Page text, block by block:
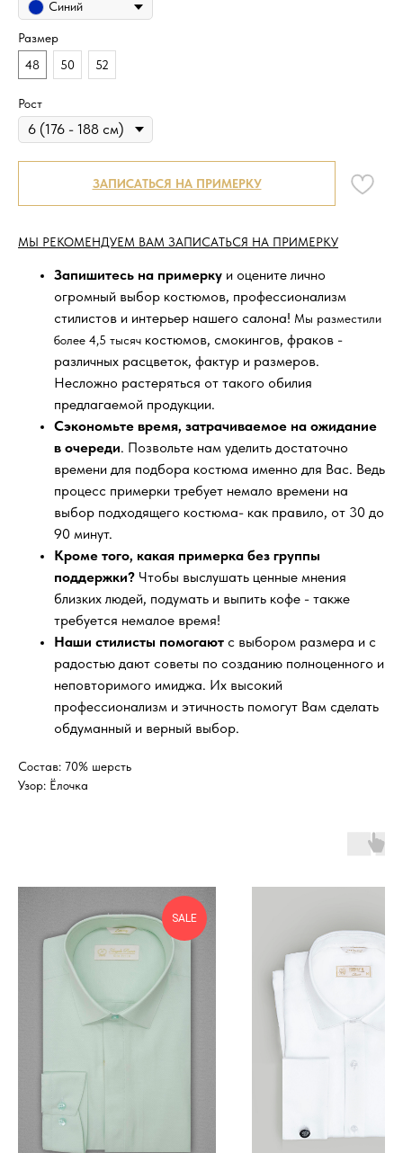
Синий
Размер
48
50 52
Рост
ЗАПИСАТЬСЯ НА ПРИМЕРКУ
МЫ РЕКОМЕНДУЕМ ВАМ ЗАПИСАТЬСЯ НА ПРИМЕРКУ
Запишитесь на примерку и оцените лично
огромный выбор костюмов, профессионализм
стилистов и интерьер нашего салона! Мы разместили
более 4,5 тысяч костюмов, смокингов, фраков -
различных расцветок, фактур и размеров.
Несложно растеряться от такого обилия
предлагаемой продукции.
Сэкономьте время, затрачиваемое на ожидание
в очереди. Позвольте нам уделить достаточно
времени для подбора костюма именно для Вас. Ведь
процесс примерки требует немало времени на
выбор подходящего костюма- как правило, от 30 до
90 минут.
Кроме того, какая примерка без группы
поддержки? Чтобы выслушать ценные мнения
близких людей, подумать и выпить кофе - также
требуется немалое время!
Наши стилисты помогают с выбором размера и с
радостью дают советы по созданию полноценного и
неповторимого имиджа. Их высокий
профессионализм и этичность помогут Вам сделать
обдуманный и верный выбор.
Состав: 70% шерсть
Узор: Ёлочка
SALE